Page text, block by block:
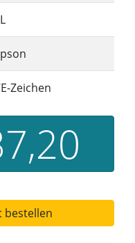
Zeichen
bestellen